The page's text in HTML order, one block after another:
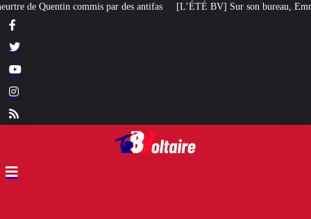
[L’ÉTÉ BV] Sur son bureau, Emmanuel Macron a posé le livre d’un